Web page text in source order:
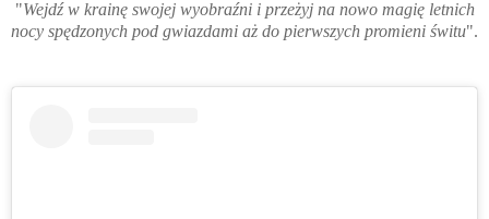
"Wejdź w krainę swojej wyobraźni i przeżyj na nowo magię letnich
nocy spędzonych pod gwiazdami aż do pierwszych promieni świtu".